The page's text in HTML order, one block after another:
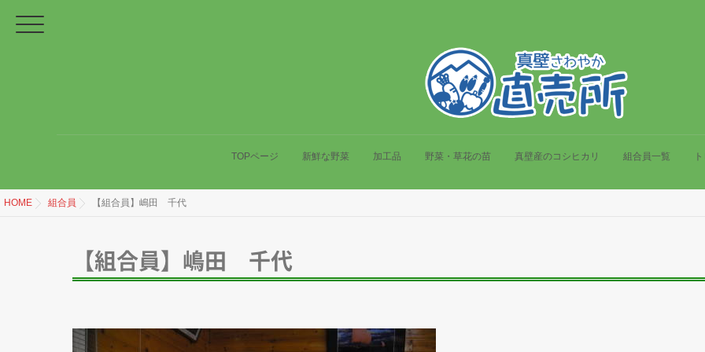
TOPページ 新鮮な野菜 加工品 野菜・草花の苗 真壁産のコシヒカリ 組合員一覧
HOME 組合員 【組合員】嶋田 千代
【組合員】嶋田 千代